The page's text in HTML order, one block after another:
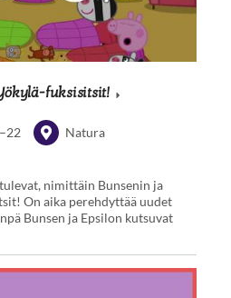
fuksisitsit!
–22 Natura
nimittäin Bunsenin ja
On aika perehdyttää uudet
Bunsen ja Epsilon kutsuvat